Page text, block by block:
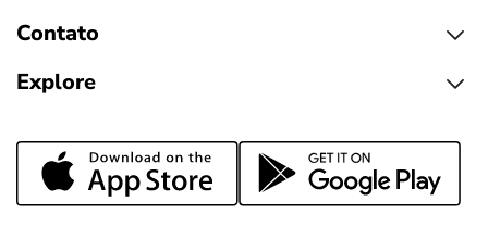
Contato
Explore